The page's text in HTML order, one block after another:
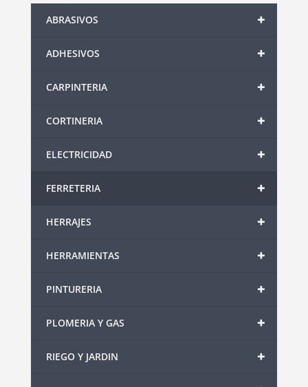
+
ABRASIVOS
+
ADHESIVOS
+
CARPINTERIA
+
CORTINERIA
+
ELECTRICIDAD
+
FERRETERIA
+
HERRAJES
+
HERRAMIENTAS
+
PINTURERIA
+
PLOMERIA Y GAS
+
RIEGO Y JARDIN